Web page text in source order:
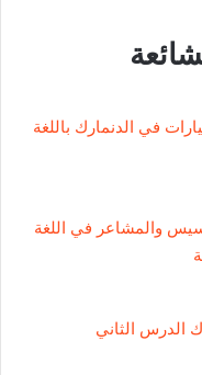
في الدنمارك باللغة
والمشاعر في اللغة
الدرس الثاني